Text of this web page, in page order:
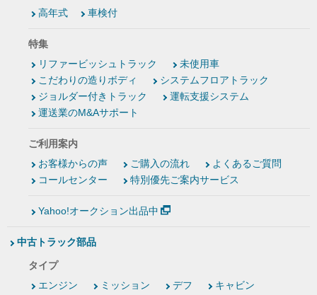
高年式
車検付
特集
リファービッシュトラック
未使用車
こだわりの造りボディ
システムフロアトラック
ジョルダー付きトラック
運転支援システム
運送業のM&Aサポート
ご利用案内
お客様からの声
ご購入の流れ
よくあるご質問
コールセンター
特別優先ご案内サービス
Yahoo!オークション出品中
中古トラック部品
タイプ
エンジン
ミッション デフ
キャビン